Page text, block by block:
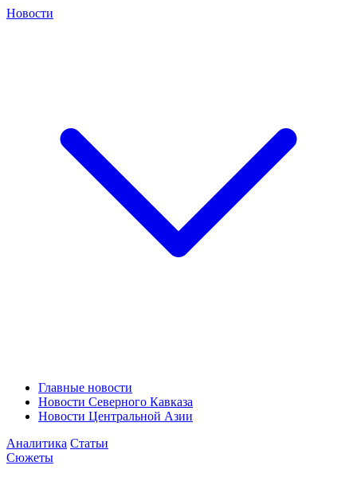
Новости
Главные новости
Новости Северного Кавказа
Новости Центральной Азии
Аналитика Статьи
Сюжеты